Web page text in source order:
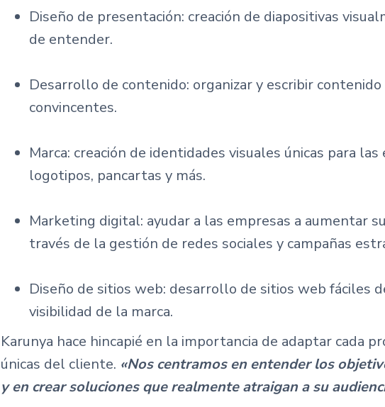
Diseño de presentación: creación de diapositivas
de entender.
Desarrollo de contenido: organizar y escribir
convincentes.
Marca: creación de identidades visuales únicas para
logotipos, pancartas y más.
Marketing digital: ayudar a las empresas a aumentar
través de la gestión de redes sociales y campañas
Diseño de sitios web: desarrollo de sitios web fáciles
visibilidad de la marca.
Karunya hace hincapié en la importancia de adaptar cada
únicas del cliente. «Nos centramos en entender los
y en crear soluciones que realmente atraigan a su